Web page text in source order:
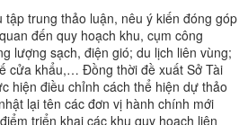
tập trung thảo luận, nêu ý kiến đóng góp
đến quy hoạch khu, cụm công
lượng sạch, điện gió; du lịch liên vùng;
cửa khẩu,… Đồng thời đề xuất Sở Tài
hiện điều chỉnh cách thể hiện dự thảo
lại tên các đơn vị hành chính mới
triển khai các khu quy hoạch liên